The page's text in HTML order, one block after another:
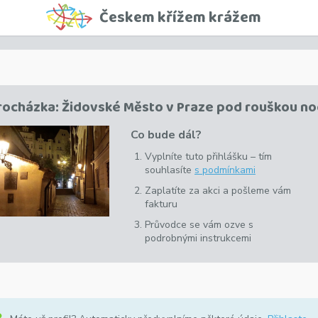
Českem křížem krážem
Židovské Město v Praze pod rouškou
Co bude dál?
Vyplníte tuto přihlášku – tím
souhlasíte s podmínkami
Zaplatíte za akci a pošleme vám
fakturu
Průvodce se vám ozve s
podrobnými instrukcemi